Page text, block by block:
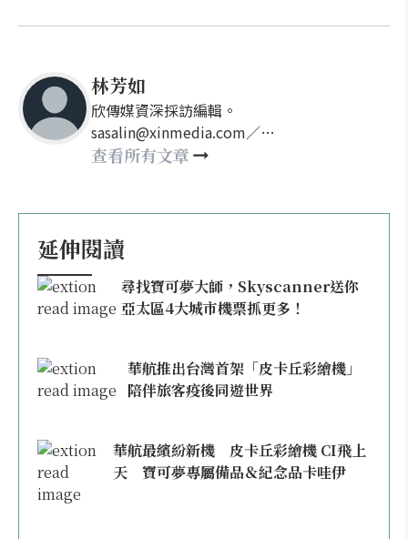
林芳如
欣傳媒資深採訪編輯。
sasalin@xinmedia.com／
happy21917@gmail.com
查看所有文章
延伸閱讀
尋找寶可夢大師，Skyscanner送你
亞太區4大城市機票抓更多！
華航推出台灣首架「皮卡丘彩繪機」
陪伴旅客疫後同遊世界
華航最繽紛新機 皮卡丘彩繪機 CI飛上
天 寶可夢專屬備品＆紀念品卡哇伊